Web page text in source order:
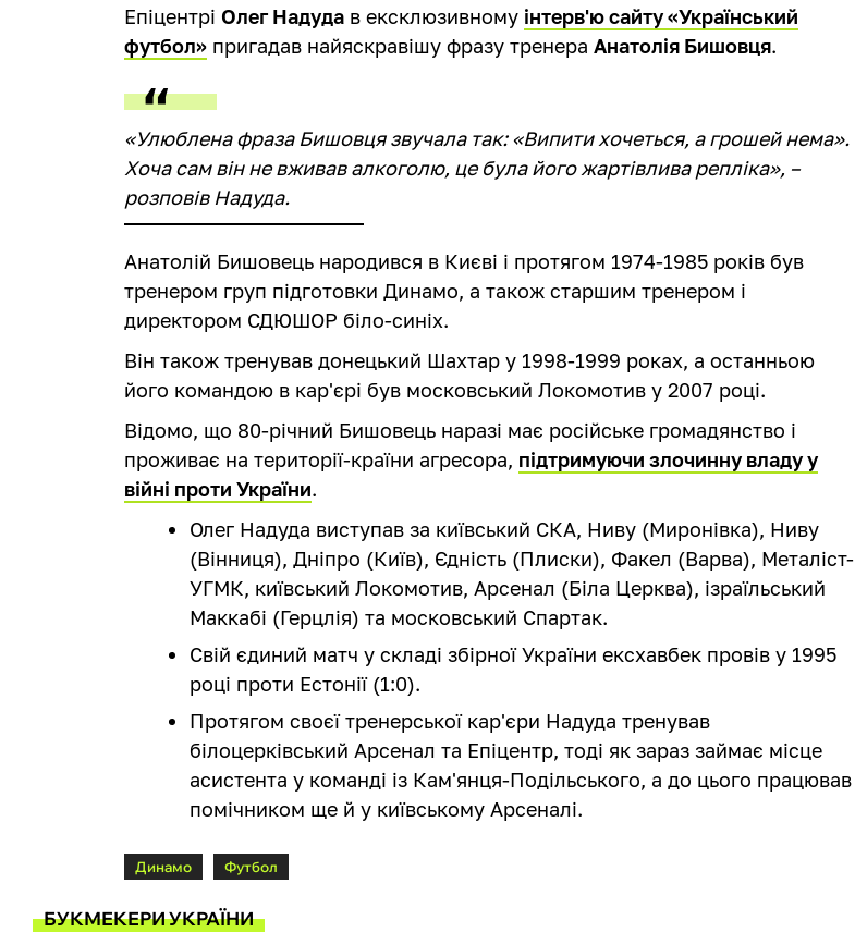
Епіцентрі Олег Надуда в ексклюзивному інтерв'ю сайту «Український
футбол» пригадав найяскравішу фразу тренераАнатолія Бишовця.
«Улюблена фраза Бишовця звучала так: «Випити хочеться, а грошей нема».
Хоча сам він не вживав алкоголю, це була його жартівлива репліка», –
розповів Надуда.
Анатолій Бишовець народився в Києві і протягом 1974-1985 років був
тренером груп підготовки Динамо, а також старшим тренером і
директором СДЮШОР біло-синіх.
Він також тренував донецький Шахтар у 1998-1999 роках, а останньою
його командою в кар'єрі був московський Локомотив у 2007 році.
Відомо, що 80-річний Бишовець наразі має російське громадянство і
проживає на території-країни агресора, підтримуючи злочинну владу у
війні проти України.
Олег Надуда виступав за київський СКА, Ниву (Миронівка), Ниву
(Вінниця), Дніпро (Київ), Єдність (Плиски), Факел (Варва), Металіст-
УГМК, київський Локомотив, Арсенал (Біла Церква), ізраїльський
Маккабі (Герцлія) та московський Спартак.
Свій єдиний матч у складі збірної України ексхавбек провів у 1995
році проти Естонії (1:0).
Протягом своєї тренерської кар'єри Надуда тренував
білоцерківський Арсенал та Епіцентр, тоді як зараз займає місце
асистента у команді із Кам'янця-Подільського, а до цього працював
помічником ще й у київському Арсеналі.
Динамо Футбол
БУКМЕКЕРИ УКРАЇНИ